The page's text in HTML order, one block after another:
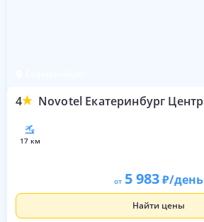
4 Novotel Екатеринбург Центр
17 км
от 5 983 /день
Найти цены